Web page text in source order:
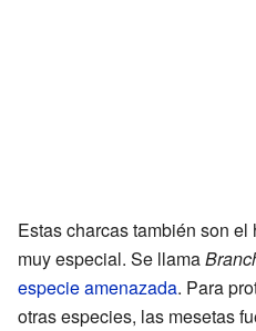
Estas charcas también son
muy especial. Se llama
especie amenazada. Para
otras especies, las mesetas